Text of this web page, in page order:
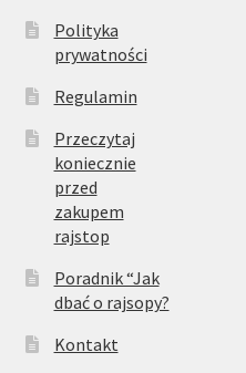
Polityka
prywatności
Regulamin
Przeczytaj
koniecznie
przed
zakupem
rajstop
Poradnik “Jak
dbać o rajsopy?
Kontakt